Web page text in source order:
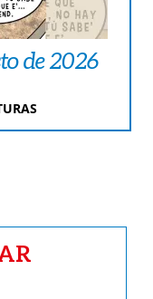
de 2026
Colón pide